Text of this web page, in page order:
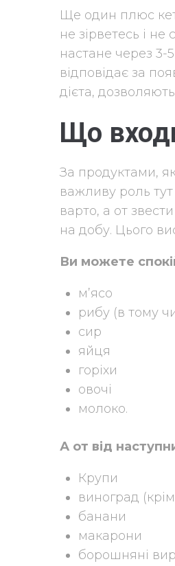
Ще один плюс
не зірветесь і
настане через 3-5
відповідає за
дієта,
Що
За продуктами,
важливу роль тут
варто, а от
на добу. Цього
Ви можете
м’ясо
рибу (в тому
сир
яйця
горіхи
овочі
молоко.
А от від
Крупи
виноград
банани
макарони
борошняні